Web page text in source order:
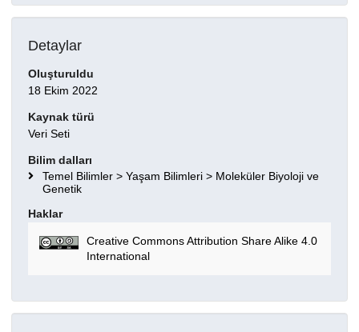
Detaylar
Oluşturuldu
18 Ekim 2022
Kaynak türü
Veri Seti
Bilim dalları
Temel Bilimler > Yaşam Bilimleri > Moleküler Biyoloji ve
Genetik
Haklar
Creative Commons Attribution Share Alike 4.0
International